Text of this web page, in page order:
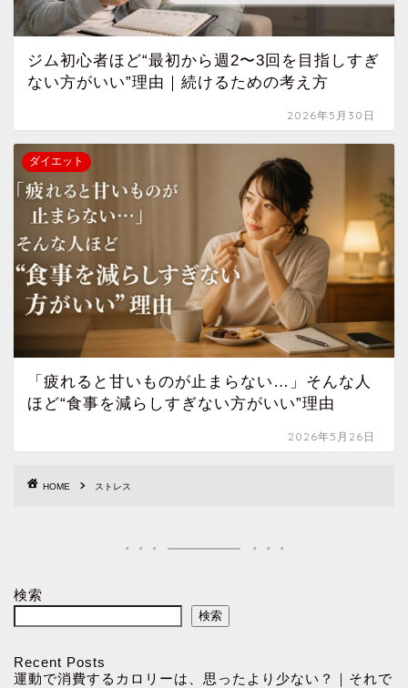
ジム初心者ほど“最初から週2〜3回を目指しすぎ
ない方がいい”理由｜続けるための考え方
2026年5月30日
ダイエット
「疲れると甘いものが止まらない…」そんな人
ほど“食事を減らしすぎない方がいい”理由
2026年5月26日
HOME ストレス
検索
検索
Recent Posts
運動で消費するカロリーは、思ったより少ない？｜それで